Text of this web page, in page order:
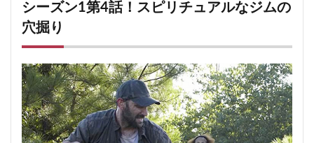
シーズン1第4話！スピリチュアルなジムの
穴掘り